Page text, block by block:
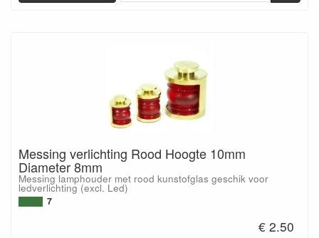
Messing verlichting Rood Hoogte 10mm
Diameter 8mm
Messing lamphouder met rood kunstofglas geschik voor
ledverlichting (excl. Led)
7
€ 2.50